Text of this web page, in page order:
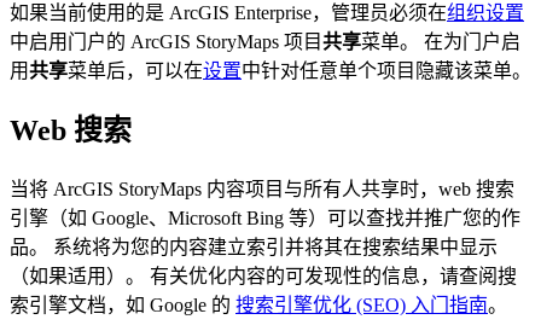
如果当前使用的是 ArcGIS Enterprise，管理员必须在组织设置
中启用门户的 ArcGIS StoryMaps 项目共享菜单。 在为门户启
用共享菜单后，可以在设置中针对任意单个项目隐藏该菜单。
Web 搜索
当将 ArcGIS StoryMaps 内容项目与所有人共享时，web 搜索
引擎（如 Google、Microsoft Bing 等）可以查找并推广您的作
品。 系统将为您的内容建立索引并将其在搜索结果中显示
（如果适用）。 有关优化内容的可发现性的信息，请查阅搜
索引擎文档，如 Google 的 搜索引擎优化 (SEO) 入门指南。